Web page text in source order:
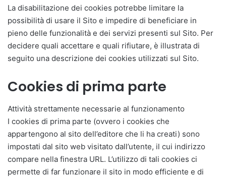
La disabilitazione dei cookies potrebbe limitare la
possibilità di usare il Sito e impedire di beneficiare in
pieno delle funzionalità e dei servizi presenti sul Sito. Per
decidere quali accettare e quali rifiutare, è illustrata di
seguito una descrizione dei cookies utilizzati sul Sito.
Cookies di prima parte
Attività strettamente necessarie al funzionamento
I cookies di prima parte (ovvero i cookies che
appartengono al sito dell’editore che li ha creati) sono
impostati dal sito web visitato dall’utente, il cui indirizzo
compare nella finestra URL. L’utilizzo di tali cookies ci
permette di far funzionare il sito in modo efficiente e di